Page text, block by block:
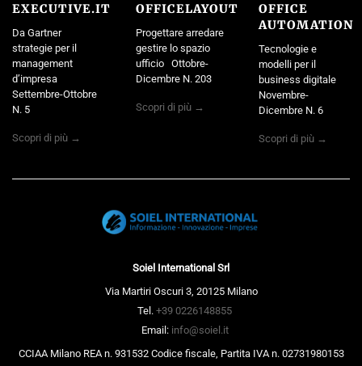
EXECUTIVE.IT
Da Gartner
strategie per il
management
d’impresa
Settembre-Ottobre
N. 5
Scopri di più →
OFFICELAYOUT
Progettare arredare
gestire lo spazio
ufficio Ottobre-
Dicembre N. 203
Scopri di più →
OFFICE
AUTOMATION
Tecnologie e
modelli per il
business digitale
Novembre-
Dicembre N. 6
Scopri di più →
Soiel International Srl
Via Martiri Oscuri 3, 20125 Milano
Tel. +39 0226148855
Email: info@soiel.it
CCIAA Milano REA n. 931532 Codice fiscale, Partita IVA n. 02731980153